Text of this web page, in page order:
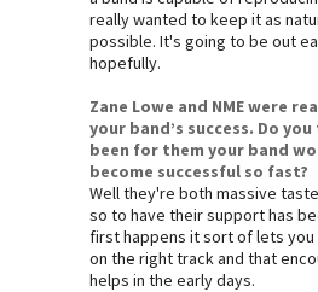
really wanted to keep it as
possible. It's going to be out
hopefully.
Zane Lowe and NME were
your band’s success. Do
been for them your band
become successful so fast?
Well they're both massive
so to have their support has
first happens it sort of lets
on the right track and that
helps in the early days.